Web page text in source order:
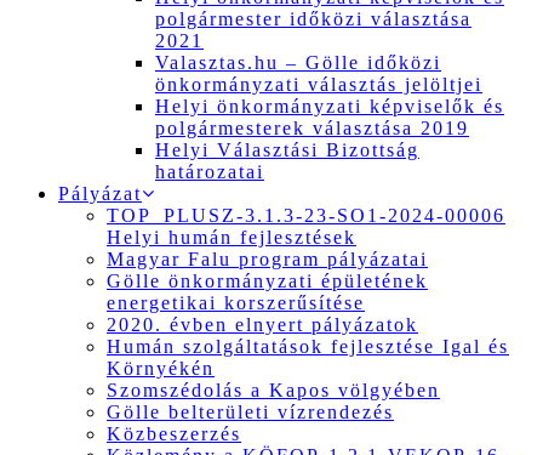
polgármester időközi választása
2021
Valasztas.hu – Gölle időközi
önkormányzati választás jelöltjei
Helyi önkormányzati képviselők és
polgármesterek választása 2019
Helyi Választási Bizottság
határozatai
Pályázat
TOP_PLUSZ-3.1.3-23-SO1-2024-00006
Helyi humán fejlesztések
Magyar Falu program pályázatai
Gölle önkormányzati épületének
energetikai korszerűsítése
2020. évben elnyert pályázatok
Humán szolgáltatások fejlesztése Igal és
Környékén
Szomszédolás a Kapos völgyében
Gölle belterületi vízrendezés
Közbeszerzés